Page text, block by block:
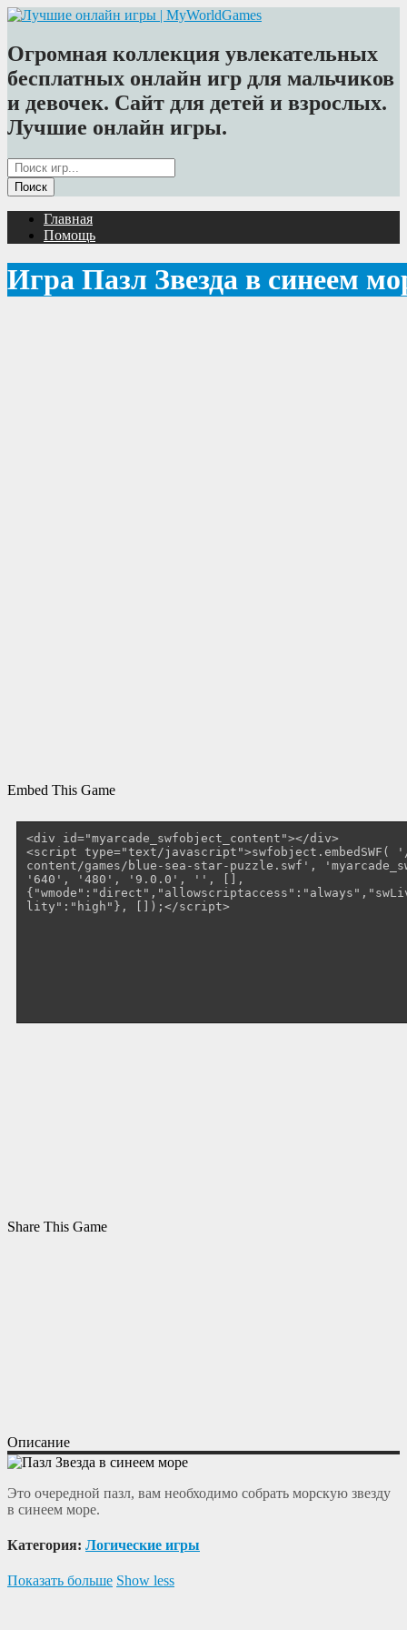
Огромная коллекция увлекательных
бесплатных онлайн игр для мальчиков
и девочек. Сайт для детей и взрослых.
Лучшие онлайн игры.
Главная
Помощь
Игра Пазл Звезда в синеем
Embed This Game
Share This Game
Описание
Это очередной пазл, вам необходимо собрать морскую звезду
в синеем море.
Категория: Логические игры
Показать больше Show less